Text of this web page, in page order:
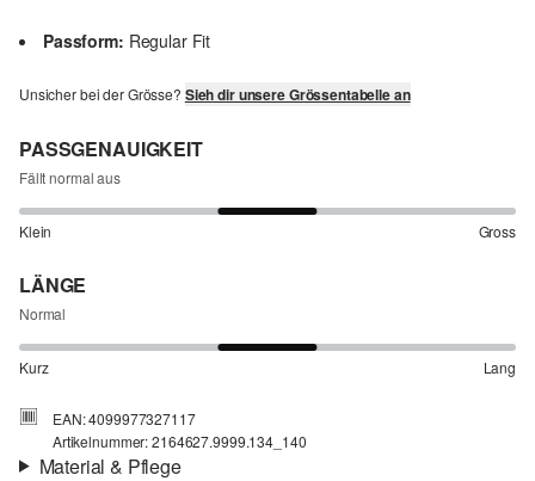
Passform: Regular Fit
Unsicher bei der Grösse? Sieh dir unsere Grössentabelle an
PASSGENAUIGKEIT
Fällt normal aus
Klein Gross
LÄNGE
Normal
Kurz Lang
EAN: 4099977327117
Artikelnummer: 2164627.9999.134_140
Material & Pflege